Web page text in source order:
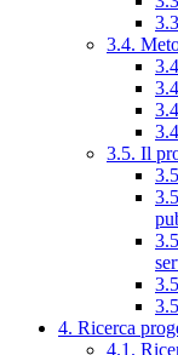
3.4.
3.5. Il
4. Ricerca
4.1.